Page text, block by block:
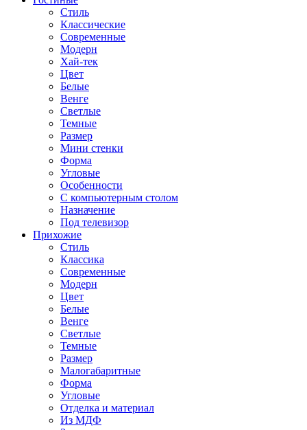
Стиль
Классические
Современные
Модерн
Хай-тек
Цвет
Белые
Венге
Светлые
Темные
Размер
Мини стенки
Форма
Угловые
Особенности
С компьютерным столом
Назначение
Под телевизор
Прихожие
Стиль
Классика
Современные
Модерн
Цвет
Белые
Венге
Светлые
Темные
Размер
Малогабаритные
Форма
Угловые
Отделка и материал
Из МДФ